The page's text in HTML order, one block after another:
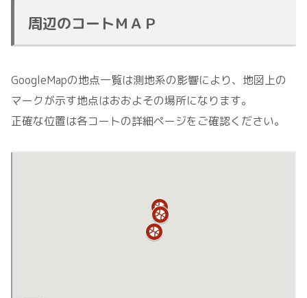
周辺のコートＭＡＰ
GoogleMapの地点一覧は測地系の影響により、地図上の
マークが示す地点はおおよその場所になります。
正確な位置は各コートの詳細ページをご確認ください。